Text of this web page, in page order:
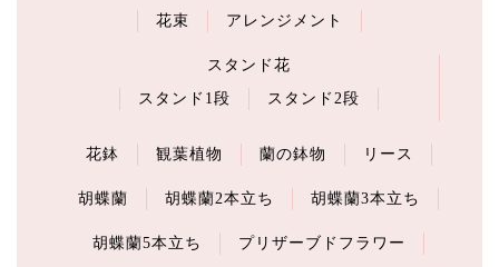
花束
アレンジメント
スタンド花
スタンド1段
スタンド2段
花鉢 観葉植物 蘭の鉢物 リース
胡蝶蘭 胡蝶蘭2本立ち 胡蝶蘭3本立ち
胡蝶蘭5本立ち プリザーブドフラワー